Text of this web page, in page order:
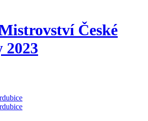
České
2023